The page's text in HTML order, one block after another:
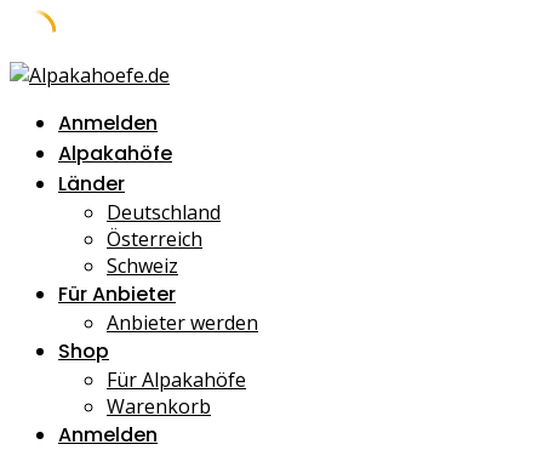
Skip
contentAnmelden
Alpakahöfe
Länder
Deutschland
Österreich
Schweiz
Für Anbieter
Anbieter werden
Shop
Für Alpakahöfe
Warenkorb
Anmelden